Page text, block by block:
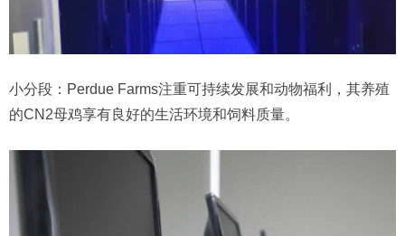
小分段：Perdue Farms注重可持续发展和动物福利，其养殖
的CN2母鸡享有良好的生活环境和饲料质量。